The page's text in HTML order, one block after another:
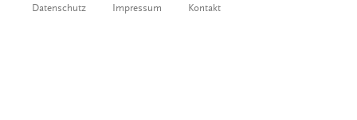
Datenschutz
Impressum Kontakt